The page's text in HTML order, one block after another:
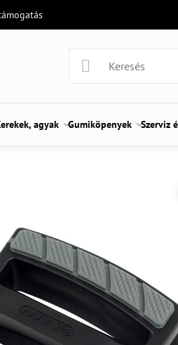
agyak Gumiköpenyek Szerviz